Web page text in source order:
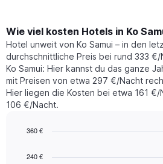
Wie viel kosten Hotels in Ko
Hotel unweit von Ko Samui – in den
durchschnittliche Preis bei rund 333
Ko Samui: Hier kannst du das ganze
mit Preisen von etwa 297 €/Nacht
Hier liegen die Kosten bei etwa 161
106 €/Nacht.
chart
240 €
360 €